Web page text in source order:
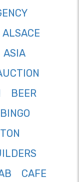
ALSACE
ASIA
BEER
BINGO
CAFE